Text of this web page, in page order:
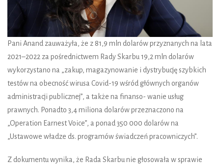
Pani Anand zauważyła, że z 81,9 mln dolarów przyznanych na lata
2021–2022 za pośrednictwem Rady Skarbu 19,2 mln dolarów
wykorzystano na „zakup, magazynowanie i dystrybucję szybkich
testów na obecność wirusa Covid-19 wśród głównych organów
administracji publicznej”, a także na finanso- wanie usług
prawnych. Ponadto 3,4 miliona dolarów przeznaczono na
„Operation Earnest Voice”, a ponad 350 000 dolarów na
„Ustawowe władze ds. programów świadczeń pracowniczych”.
Z dokumentu wynika, że Rada Skarbu nie głosowała w sprawie